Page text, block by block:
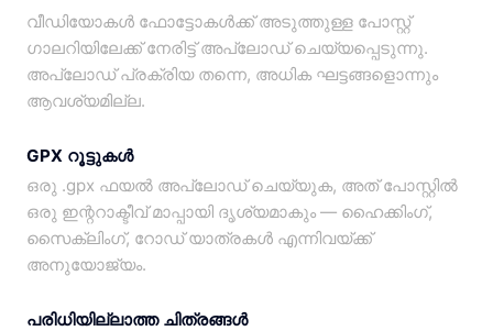
വീഡിയോകൾ ഫോട്ടോകൾക്ക് അടുത്തുള്ള പോസ്റ്റ്
ഗാലറിയിലേക്ക് നേരിട്ട് അപ്‌ലോഡ് ചെയ്യപ്പെടുന്നു.
അപ്‌ലോഡ് പ്രക്രിയ തന്നെ, അധിക ഘട്ടങ്ങളൊന്നും
ആവശ്യമില്ല.
GPX റൂട്ടുകൾ
ഒരു .gpx ഫയൽ അപ്‌ലോഡ് ചെയ്യുക, അത് പോസ്റ്റിൽ
ഒരു ഇന്ററാക്ടീവ് മാപ്പായി ദൃശ്യമാകും — ഹൈക്കിംഗ്,
സൈക്ലിംഗ്, റോഡ് യാത്രകൾ എന്നിവയ്ക്ക്
അനുയോജ്യം.
പരിധിയില്ലാത്ത ചിത്രങ്ങൾ